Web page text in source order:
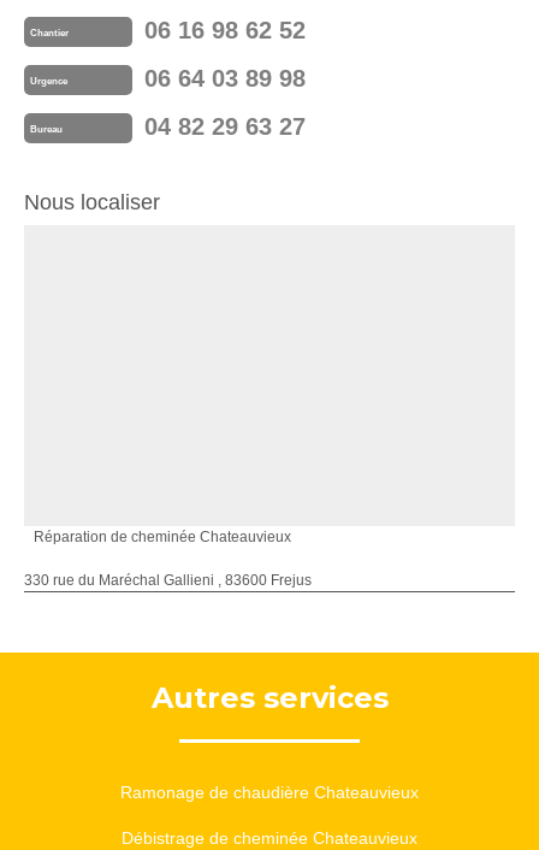
Chantier 06 16 98 62 52
Urgence 06 64 03 89 98
Bureau 04 82 29 63 27
Nous localiser
Réparation de cheminée Chateauvieux
330 rue du Maréchal Gallieni , 83600 Frejus
Autres services
Ramonage de chaudière Chateauvieux
Débistrage de cheminée Chateauvieux